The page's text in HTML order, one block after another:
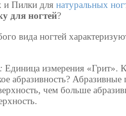
и Пилки для натуральных
для ногтей?
вида ногтей
: Единица измерения «Грит».
абразивность?
чем больше